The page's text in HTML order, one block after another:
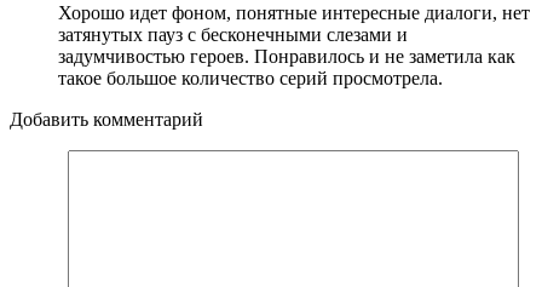
Хорошо идет фоном, понятные интересные диалоги, нет
затянутых пауз с бесконечными слезами и
задумчивостью героев. Понравилось и не заметила как
такое большое количество серий просмотрела.
Добавить комментарий